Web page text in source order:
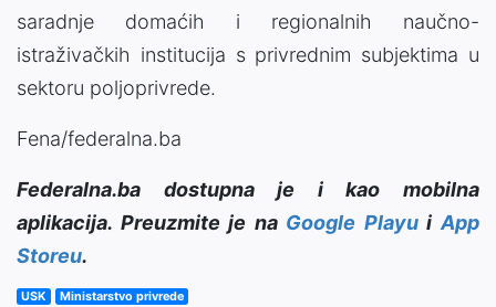
saradnje domaćih i regionalnih naučno-
istraživačkih institucija s privrednim subjektima u
sektoru poljoprivrede.
Fena/federalna.ba
Federalna.ba dostupna je i kao mobilna
aplikacija. Preuzmite je na Google PlayuiApp
Storeu.
USK Ministarstvo privrede